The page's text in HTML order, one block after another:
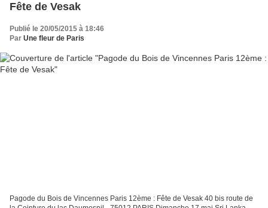
Fête de Vesak
Publié le 20/05/2015 à 18:46
Par Une fleur de Paris
Pagode du Bois de Vincennes Paris 12ème : Fête de Vesak 40 bis route de